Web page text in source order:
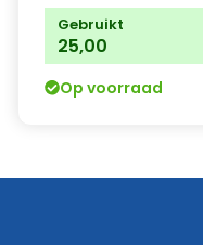
Gebruikt
25,00
Op voorraad